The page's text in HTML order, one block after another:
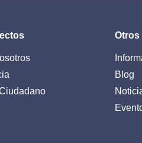
Otros
Blog